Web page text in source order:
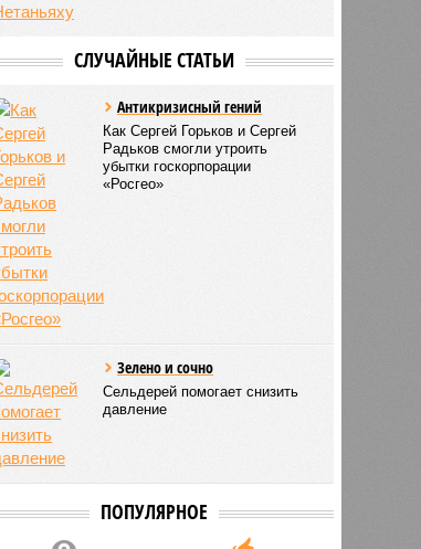
СЛУЧАЙНЫЕ СТАТЬИ
Антикризисный гений
Как Сергей Горьков и Сергей
Радьков смогли утроить
убытки госкорпорации
«Росгео»
Зелено и сочно
Сельдерей помогает снизить
давление
ПОПУЛЯРНОЕ